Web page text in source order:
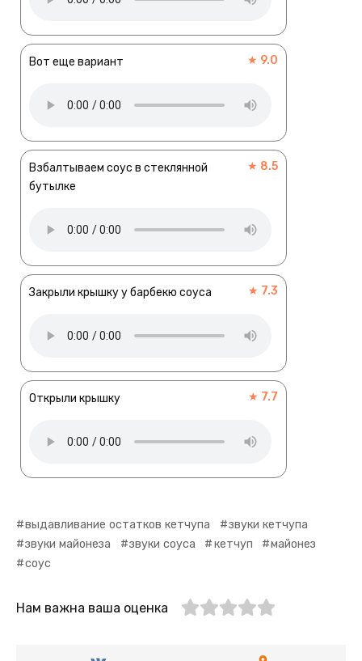
Вот еще вариант ★ 9.0
Взбалтываем соус в стеклянной
бутылке
★ 8.5
Закрыли крышку у барбекю соуса ★ 7.3
Открыли крышку ★ 7.7
выдавливание остатков кетчупа
звуки кетчупа
звуки майонеза
звуки соуса кетчуп
майонез
соус
Нам важна ваша оценка